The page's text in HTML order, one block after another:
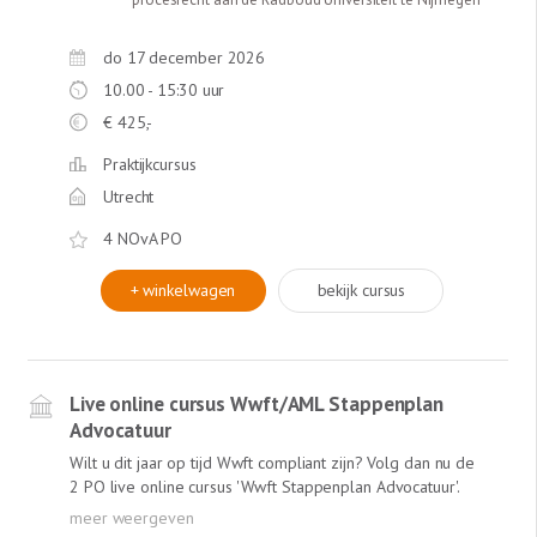
vorderen van contractuele boetes, eventueel alsnog
aandacht voor procesrechtelijke aspecten zoals de
verdeling van de stelplicht en de bewijslast. Verder
behandelt Jaap Dammingh de leerstukken opschorting,
schuldeisersverzuim, de wettelijke verzuimregeling en de
klachtplicht. Uiteraard krijgt u diverse ‘tips & tricks’ voor
uw praktijk. Deze cursus is een aanrader voor iedere
advocaat (jurist) die werkzaam is in de civiele
contractspraktijk.
do 17 december 2026
10.00 - 15:30 uur
€ 425,-
Praktijkcursus
Utrecht
4 NOvA PO
+ winkelwagen bekijk cursus
Live online cursus Wwft/AML Stappenplan
Advocatuur
Wilt u dit jaar op tijd Wwft compliant zijn? Volg dan nu de
2 PO live online cursus 'Wwft Stappenplan Advocatuur'.
ACTUEEL => Inclusief recente uitspraak Europese Hof van